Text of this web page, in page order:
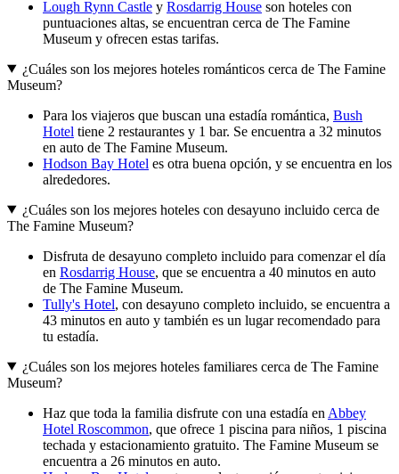
Lough Rynn Castle y Rosdarrig House son hoteles con
puntuaciones altas, se encuentran cerca de The Famine
Museum y ofrecen estas tarifas.
¿Cuáles son los mejores hoteles románticos cerca de The Famine
Museum?
Para los viajeros que buscan una estadía romántica, Bush
Hotel tiene 2 restaurantes y 1 bar. Se encuentra a 32 minutos
en auto de The Famine Museum.
Hodson Bay Hotel es otra buena opción, y se encuentra en los
alrededores.
¿Cuáles son los mejores hoteles con desayuno incluido cerca de
The Famine Museum?
Disfruta de desayuno completo incluido para comenzar el día
en Rosdarrig House, que se encuentra a 40 minutos en auto
de The Famine Museum.
Tully's Hotel, con desayuno completo incluido, se encuentra a
43 minutos en auto y también es un lugar recomendado para
tu estadía.
¿Cuáles son los mejores hoteles familiares cerca de The Famine
Museum?
Haz que toda la familia disfrute con una estadía en Abbey
Hotel Roscommon, que ofrece 1 piscina para niños, 1 piscina
techada y estacionamiento gratuito. The Famine Museum se
encuentra a 26 minutos en auto.